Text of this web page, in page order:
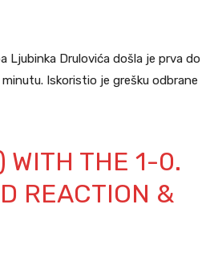
Ljubinka Drulovića došla je prva do
Iskoristio je grešku odbrane
WITH THE 1-0.
REACTION &